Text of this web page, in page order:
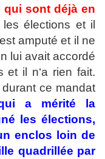
qui sont déjà en
élections et il
amputé et il ne
lui avait accordé
et il n‘a rien fait.
ce mandat
qui a mérité la
les élections,
enclos loin de
quadrillée par